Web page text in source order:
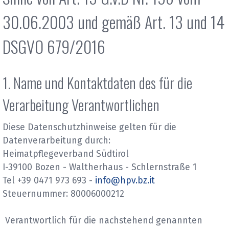
30.06.2003 und gemäß Art. 13 und 14
DSGVO 679/2016
1. Name und Kontaktdaten des für die
Verarbeitung Verantwortlichen
Diese Datenschutzhinweise gelten für die
Datenverarbeitung durch:
Heimatpflegeverband Südtirol
I-39100 Bozen - Waltherhaus - Schlernstraße 1
Tel +39 0471 973 693 - info@hpv.bz.it
Steuernummer: 80006000212
Verantwortlich für die nachstehend genannten